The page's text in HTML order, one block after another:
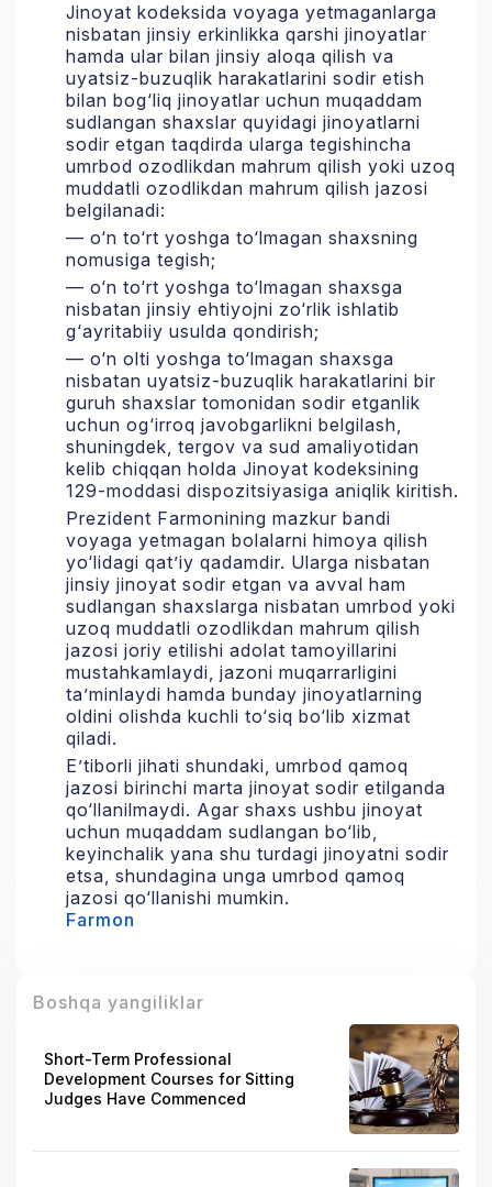
Jinoyat kodeksida voyaga yetmaganlarga
nisbatan jinsiy erkinlikka qarshi jinoyatlar
hamda ular bilan jinsiy aloqa qilish va
uyatsiz-buzuqlik harakatlarini sodir etish
bilan bog‘liq jinoyatlar uchun muqaddam
sudlangan shaxslar quyidagi jinoyatlarni
sodir etgan taqdirda ularga tegishincha
umrbod ozodlikdan mahrum qilish yoki uzoq
muddatli ozodlikdan mahrum qilish jazosi
belgilanadi:
— o‘n to‘rt yoshga to‘lmagan shaxsning
nomusiga tegish;
— o‘n to‘rt yoshga to‘lmagan shaxsga
nisbatan jinsiy ehtiyojni zo‘rlik ishlatib
g‘ayritabiiy usulda qondirish;
— o‘n olti yoshga to‘lmagan shaxsga
nisbatan uyatsiz-buzuqlik harakatlarini bir
guruh shaxslar tomonidan sodir etganlik
uchun og‘irroq javobgarlikni belgilash,
shuningdek, tergov va sud amaliyotidan
kelib chiqqan holda Jinoyat kodeksining
129-moddasi dispozitsiyasiga aniqlik kiritish.
Prezident Farmonining mazkur bandi
voyaga yetmagan bolalarni himoya qilish
yo‘lidagi qat’iy qadamdir. Ularga nisbatan
jinsiy jinoyat sodir etgan va avval ham
sudlangan shaxslarga nisbatan umrbod yoki
uzoq muddatli ozodlikdan mahrum qilish
jazosi joriy etilishi adolat tamoyillarini
mustahkamlaydi, jazoni muqarrarligini
ta’minlaydi hamda bunday jinoyatlarning
oldini olishda kuchli to‘siq bo‘lib xizmat
qiladi.
E’tiborli jihati shundaki, umrbod qamoq
jazosi birinchi marta jinoyat sodir etilganda
qo‘llanilmaydi. Agar shaxs ushbu jinoyat
uchun muqaddam sudlangan bo‘lib,
keyinchalik yana shu turdagi jinoyatni sodir
etsa, shundagina unga umrbod qamoq
jazosi qo‘llanishi mumkin.
Farmon
Boshqa yangiliklar
Short-Term Professional
Development Courses for Sitting
Judges Have Commenced